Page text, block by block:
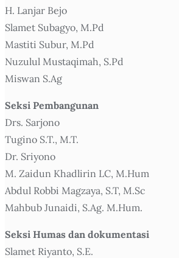
H. Lanjar Bejo
Slamet Subagyo, M.Pd
Mastiti Subur, M.Pd
Nuzulul Mustaqimah, S.Pd
Miswan S.Ag
Seksi Pembangunan
Drs. Sarjono
Tugino S.T., M.T.
Dr. Sriyono
M. Zaidun Khadlirin LC, M.Hum
Abdul Robbi Magzaya, S.T, M.Sc
Mahbub Junaidi, S.Ag. M.Hum.
Seksi Humas dan dokumentasi
Slamet Riyanto, S.E.